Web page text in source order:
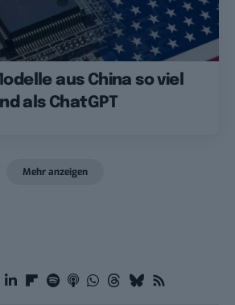
aus China so viel
als ChatGPT
Mehr anzeigen